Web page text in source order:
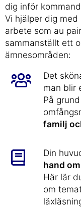
dig inför
Vi hjälper dig
arbete som au
sammanställt ett
ämnesområden:
Det
man blir
På
familj
Din
hand
Här lär
om